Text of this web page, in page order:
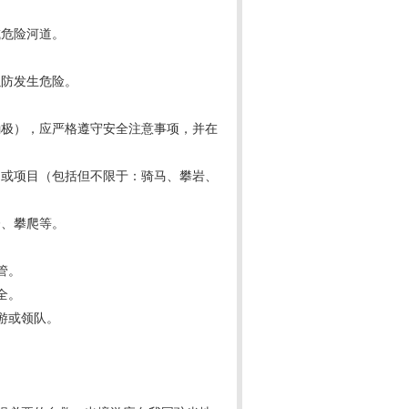
险河道。
发生危险。
），应严格遵守安全注意事项，并在
项目（包括但不限于：骑马、攀岩、
攀爬等。
领队。